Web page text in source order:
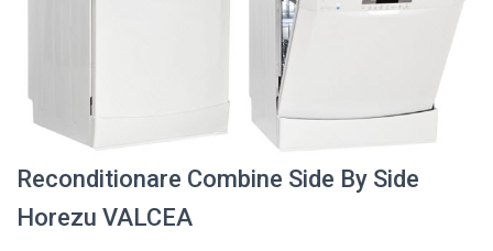
Reconditionare Combine Side By Side
Horezu VALCEA